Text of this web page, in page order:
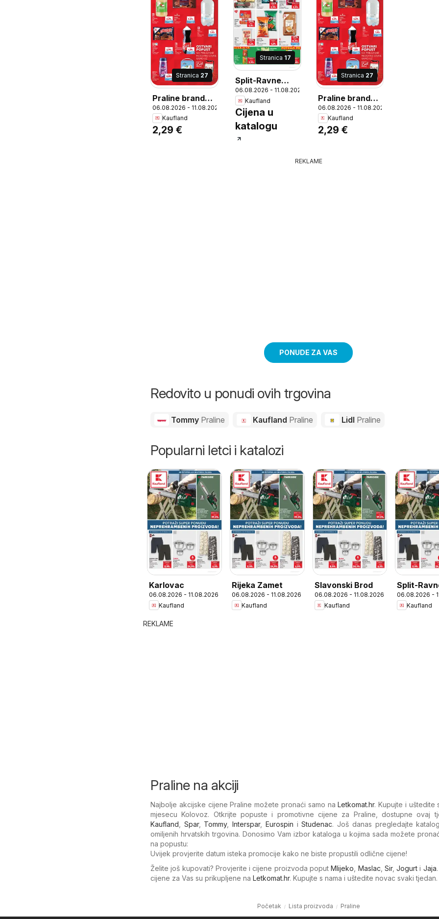
Stranica 27
Praline brandy
beans, Edle
Pralinen
06.08.2026 - 11.08.2026
Kaufland
2,29 €
Stranica 17
Split-Ravne
njive
06.08.2026 - 11.08.2026
Kaufland
Cijena u
katalogu
Stranica 27
Praline brandy
beans, Edle
Pralinen
06.08.2026 - 11.08.2026
Kaufland
2,29 €
REKLAME
PONUDE ZA VAS
Redovito u ponudi ovih trgovina
Tommy Praline Kaufland Praline Lidl Praline
Popularni letci i katalozi
Karlovac
06.08.2026 - 11.08.2026
Kaufland
Rijeka Zamet
06.08.2026 - 11.08.2026
Kaufland
Slavonski Brod
06.08.2026 - 11.08.2026
Kaufland
Split-
06.08.2026 -
Kaufland
REKLAME
Praline na akciji
Najbolje akcijske cijene Praline možete pronaći samo naLetkomat.hr. Kupujte i uštedite
mjesecu Kolovoz. Otkrijte popuste i promotivne cijene za Praline, dostupne ovaj
Kaufland
Spar, Tommy,Interspar, Eurospin iStudenac. Još danas pregledajte
omiljenih hrvatskih trgovina. Donosimo Vam izbor kataloga u kojima sada možete
na popustu:
Uvijek provjerite datum isteka promocije kako ne biste propustili odlične cijene!
Želite još kupovati? Provjerite i cijene proizvoda poputMlijeko Maslac Sir,Jogurt i Jaja
cijene za Vas su prikupljene na Letkomat.hr. Kupujte s nama i uštedite novac svaki tjedan.
Početak Lista proizvoda Praline